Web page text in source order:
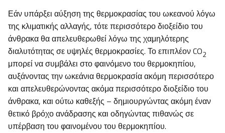
Εάν υπάρξει αύξηση της θερμοκρασίας του ωκεανού λόγω
της κλιματικής αλλαγής, τότε περισσότερο διοξείδιο του
άνθρακα θα απελευθερωθεί λόγω της χαμηλότερης
διαλυτότητας σε υψηλές θερμοκρασίες. Το επιπλέον CO2
μπορεί να συμβάλει στο φαινόμενο του θερμοκηπίου,
αυξάνοντας την ωκεάνια θερμοκρασία ακόμη περισσότερο
και απελευθερώνοντας ακόμα περισσότερο διοξείδιο του
άνθρακα, και ούτω καθεξής – δημιουργώντας ακόμη έναν
θετικό βρόχο ανάδρασης και οδηγώντας πιθανώς σε
υπέρβαση του φαινομένου του θερμοκηπίου.